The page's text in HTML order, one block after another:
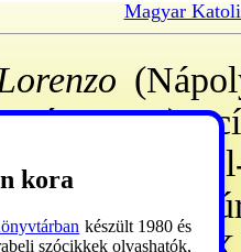
Magyar
ápr. 23.):
szem-ban
kora
készült 1980 és
szócikkek olvashatók,